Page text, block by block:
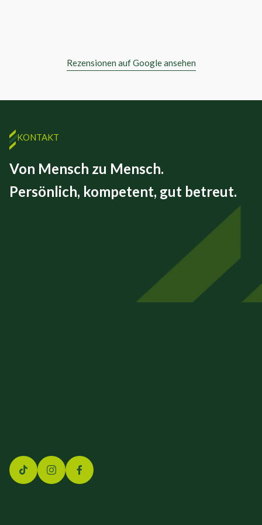
Rezensionen auf Google ansehen
Von Mensch zu Mensch.
Persönlich, kompetent, gut betreut.
KONTAKT